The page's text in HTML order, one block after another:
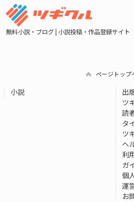
無料小説・ブログ | 小説投稿・作品登録サイト
ページトップ
小説
出
ツ
読
タ
ツ
ヘ
利
ガ
個
運
お